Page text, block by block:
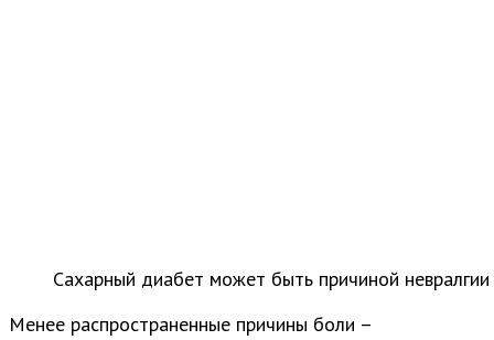
Сахарный диабет может быть причиной
Менее распространенные причины боли –